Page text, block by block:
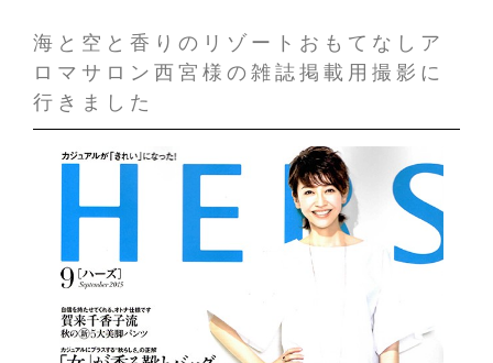
海と空と香りのリゾートおもてなしア
ロマサロン西宮様の雑誌掲載用撮影に
行きました